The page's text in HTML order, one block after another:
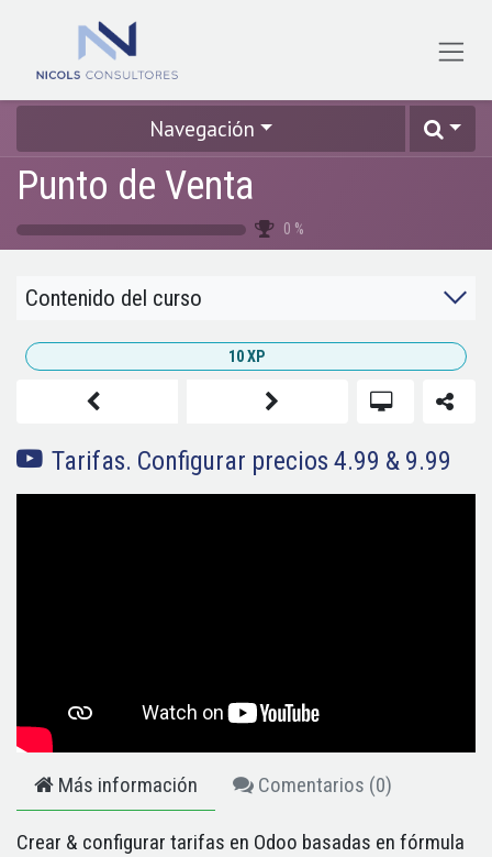
Ir al contenido
Navegación
Punto de Venta
0 %
Contenido del curso
Tarifas. Configurar precios 4.99 & 9.99
10 XP
Más información Comentarios (0)
Crear & configurar tarifas en Odoo basadas en fórmula